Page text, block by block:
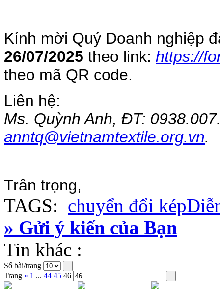
Kính mời Quý Doanh nghiệp
26/07/2025 theo link: https://
theo mã QR code.
Liên hệ:
Ms. Quỳnh Anh, ĐT:
anntq@vietnamtextile.org.vn.
Trân trọng,
TAGS: chuyển đổi kép
» Gửi ý kiến của Bạn
Tin khác :
Số bài/trang
Trang « 1 ... 44 45 46